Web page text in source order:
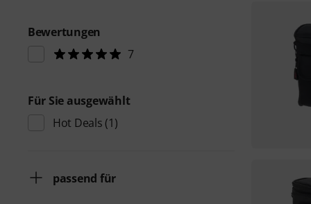
Bewertungen
7
Für Sie ausgewählt
Hot Deals (1)
passend für